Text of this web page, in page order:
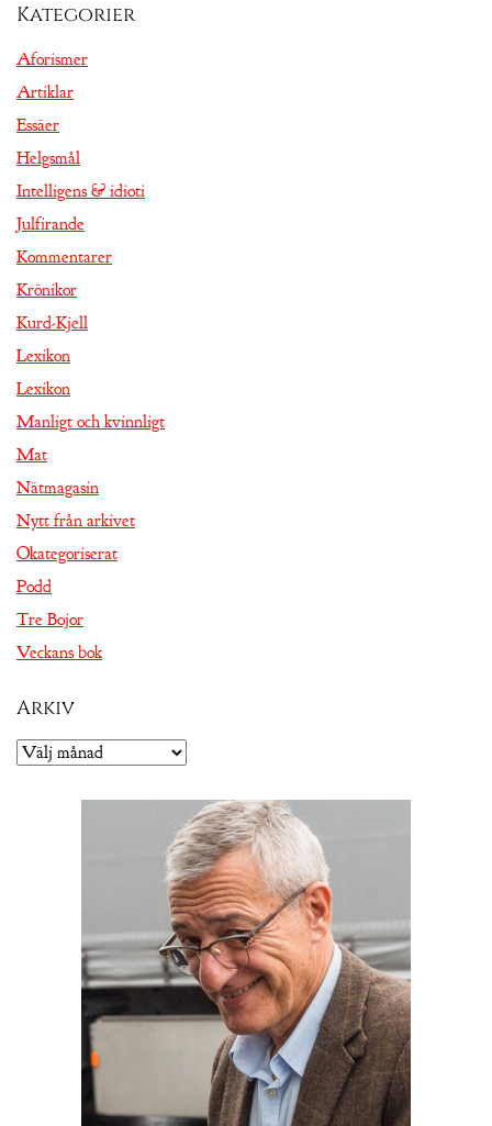
Kategorier
Aforismer
Artiklar
Essäer
Helgsmål
Intelligens & idioti
Julfirande
Kommentarer
Krönikor
Kurd-Kjell
Lexikon
Lexikon
Manligt och kvinnligt
Mat
Nätmagasin
Nytt från arkivet
Okategoriserat
Podd
Tre Bojor
Veckans bok
Arkiv
Arkiv